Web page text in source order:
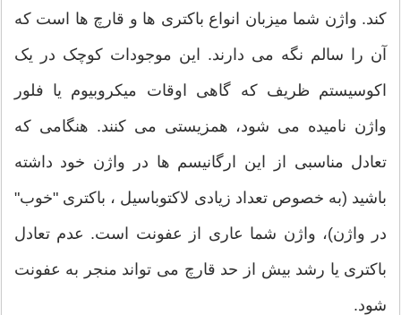
کند. واژن شما میزبان انواع باکتری ها و قارچ ها است که
آن را سالم نگه می دارند. این موجودات کوچک در یک
اکوسیستم ظریف که گاهی اوقات میکروبیوم یا فلور
واژن نامیده می شود، همزیستی می کنند. هنگامی که
تعادل مناسبی از این ارگانیسم ها در واژن خود داشته
باشید (به خصوص تعداد زیادی لاکتوباسیل ، باکتری "خوب"
در واژن)، واژن شما عاری از عفونت است. عدم تعادل
باکتری یا رشد بیش از حد قارچ می تواند منجر به عفونت
شود.